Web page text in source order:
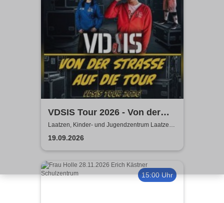
VDSIS Tour 2026 - Von der
Strasse auf die Tour
Laatzen, Kinder- und Jugendzentrum Laatzen
KiJuZ
19.09.2026
15:00 Uhr